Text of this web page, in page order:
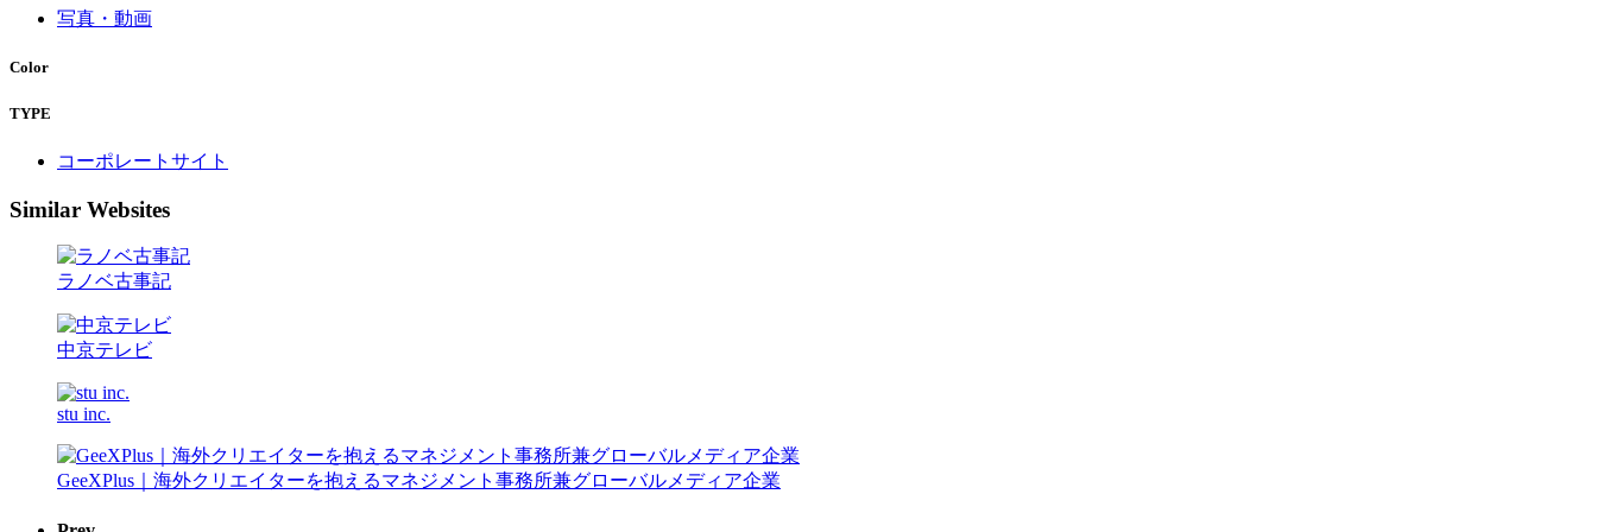
写真・動画
Color
TYPE
コーポレートサイト
Similar Websites
ラノベ古事記
中京テレビ
stu inc.
GeeXPlus｜海外クリエイターを抱えるマネジメント事務所兼グローバルメディア企業